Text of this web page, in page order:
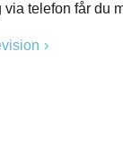
telefon får du